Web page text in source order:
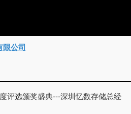
公司
评选颁奖盛典---深圳忆数存储总经